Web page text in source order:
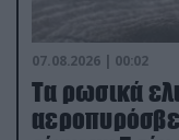
07.08.2026 | 00:02
Τα ρωσικά